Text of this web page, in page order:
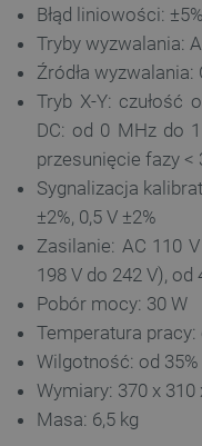
Błąd liniowości:
Tryby wyzwalania:
Źródła wyzwalania:
Tryb X-Y: czułość
DC: od 0 MHz do
przesunięcie fazy <
Sygnalizacja
±2%, 0,5 V ±2%
Zasilanie: AC 110
198 V do 242 V), od
Pobór mocy: 30 W
Temperatura pracy:
Wilgotność: od 35%
Wymiary: 370 x 310
Masa: 6,5 kg
podstawowych
jak logowanie
Bez
Nazwa
_lb